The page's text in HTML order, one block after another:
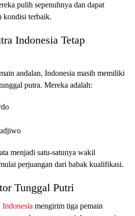
pulih sepenuhnya dan dapat
kondisi terbaik.
Indonesia Tetap
andalan, Indonesia masih memiliki
putra. Mereka adalah:
menjadi satu-satunya wakil
perjuangan dari babak kualifikasi.
Tunggal Putri
Indonesia mengirim tiga pemain